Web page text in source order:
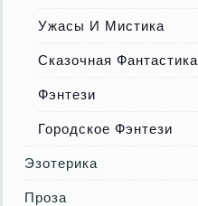
Ужасы И Мистика
Сказочная Фантастика
Фэнтези
Городское Фэнтези
Эзотерика
Проза